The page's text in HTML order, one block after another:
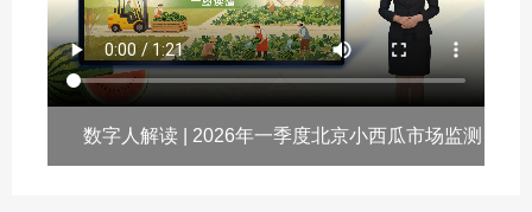
数字人解读 | 2026年一季度北京小西瓜市场监测